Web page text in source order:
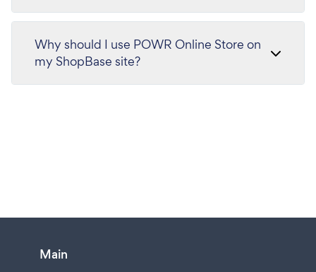
Why should I use POWR Online Store on
my ShopBase site?
Main